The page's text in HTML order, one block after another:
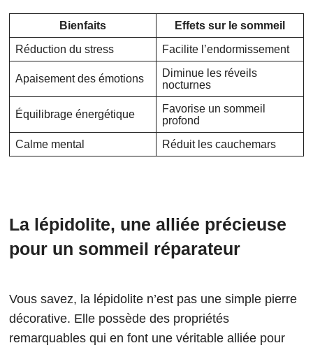
Bienfaits
Effets sur le sommeil
Réduction du stress
Facilite l’endormissement
Apaisement des émotions
Diminue les réveils
nocturnes
Équilibrage énergétique
Favorise un sommeil
profond
Calme mental
Réduit les cauchemars
La lépidolite, une alliée précieuse
pour un sommeil réparateur
Vous savez, la lépidolite n’est pas une simple pierre
décorative. Elle possède des propriétés
remarquables qui en font une véritable alliée pour